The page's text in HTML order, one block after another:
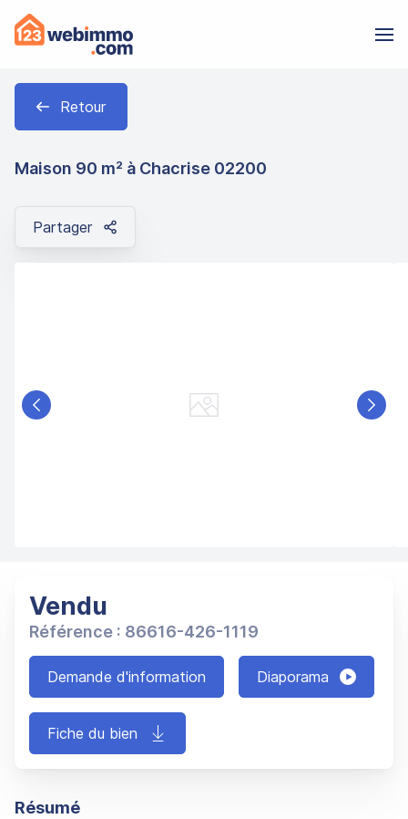
Retour
Maison 90 m² à Chacrise 02200
Partager
Précédent
Vendu
Référence : 86616-426-1119
Demande d'information Diaporama
Fiche du bien
Résumé